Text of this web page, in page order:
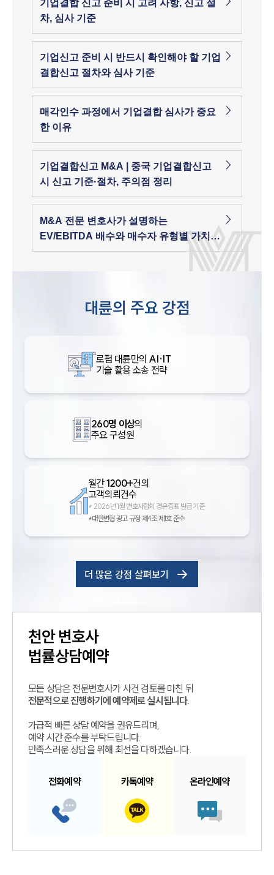
기업결합 신고 준비 시 고려 사항, 신고 절
차, 심사 기준
기업신고 준비 시 반드시 확인해야 할 기업
결합신고 절차와 심사 기준
매각인수 과정에서 기업결합 심사가 중요
한 이유
기업결합신고 M&A | 중국 기업결합신고
시 신고 기준·절차, 주의점 정리
M&A 전문 변호사가 설명하는
EV/EBITDA 배수와 매수자 유형별 가치
산정
대륜의 주요 강점
로펌 대륜만의 AI·IT
기술 활용 소송 전략
260명 이상의
주요 구성원
월간1200+건의
고객의뢰건수
* 2026년 1월 변호사협회 경유증표 발급 기준
*대한변협 광고 규정 제4조 제1호 준수
더 많은 강점 살펴보기
천안변호사
법률상담예약
모든 상담은 전문변호사가 사건 검토를 마친 뒤
전문적으로 진행하기에 예약제로 실시됩니다.
가급적 빠른 상담 예약을 권유드리며,
예약 시간 준수를 부탁드립니다.
만족스러운 상담을 위해 최선을 다하겠습니다.
전화예약 카톡예약 온라인예약